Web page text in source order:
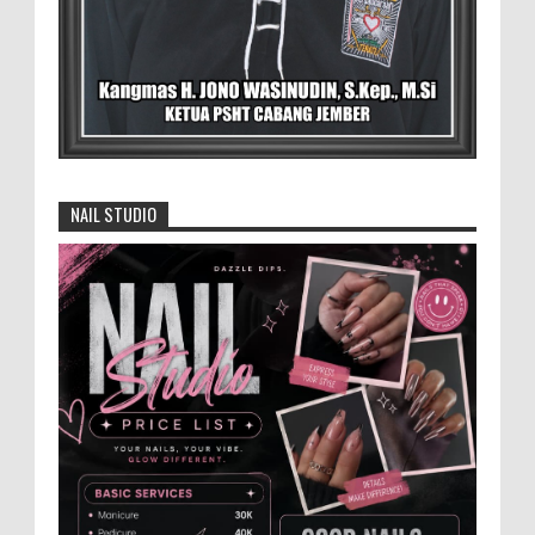
Didampingi Kuasa Hukum Safi'i Datangi
Polres Jember MEMOPOS.vo.id, Jember -
Safi'i (76) warga Kreyongan, Kelurahan Patrang,
Digelontor Bantuan CSR Jumbo dan Bibit
Ternak Gratis ‎
‎BLORA – Wakil Bupati Blora Hj. Sri
Setyorini menghadiri Rapat Anggota Tahunan (RAT)
Kelompok Tani Hutan (KTH) Masjid Baitur Mulyo yang
dig...
Anggota Karang Taruna Urunan Demi
Nobar Indonesia Lawan Vietnam
Pertandingan sepakbola antara Tim
Indonesia dan Vietnam tidak dilewatkan
NAIL STUDIO